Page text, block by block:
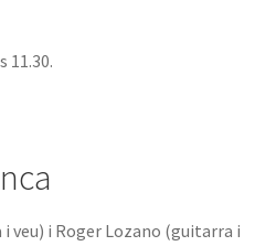
11.30.
veu) i Roger Lozano (guitarra i